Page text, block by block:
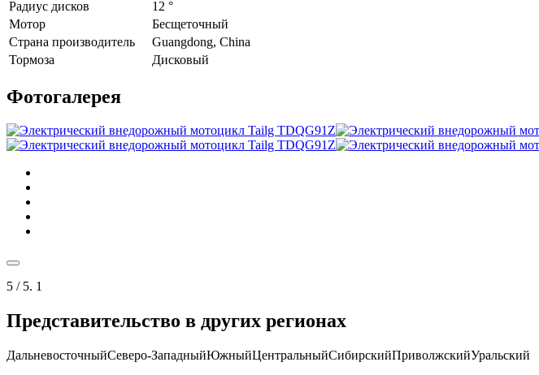
Радиус дисков
12 °
Мотор
Бесщеточный
Страна производитель
Guangdong, China
Тормоза
Дисковый
Фотогалерея
5 / 5. 1
Представительство в других регионах
ДальневосточныйСеверо-ЗападныйЮжныйЦентральныйСибирскийПриволжскийУральский